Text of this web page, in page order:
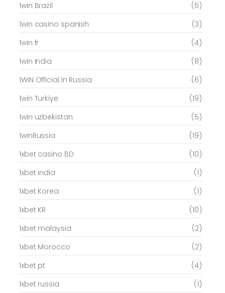
1win Brazil
(6)
1win casino spanish
(3)
1win fr
(4)
1win India
(8)
1WIN Official In Russia
(6)
1win Turkiye
(19)
1win uzbekistan
(5)
1winRussia
(19)
1xbet casino BD
(10)
1xbet india
(1)
1xbet Korea
(1)
1xbet KR
(10)
1xbet malaysia
(2)
1xbet Morocco
(2)
1xbet pt
(4)
1xbet russia
(1)